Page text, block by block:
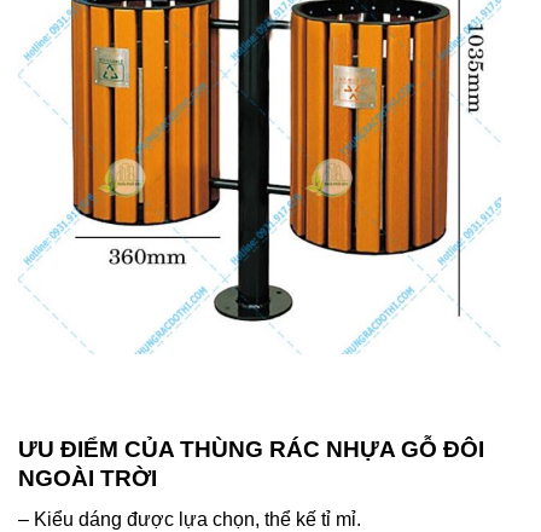
ƯU ĐIỂM CỦA THÙNG RÁC NHỰA GỖ ĐÔI
NGOÀI TRỜI
– Kiểu dáng được lựa chọn, thể kế tỉ mỉ.